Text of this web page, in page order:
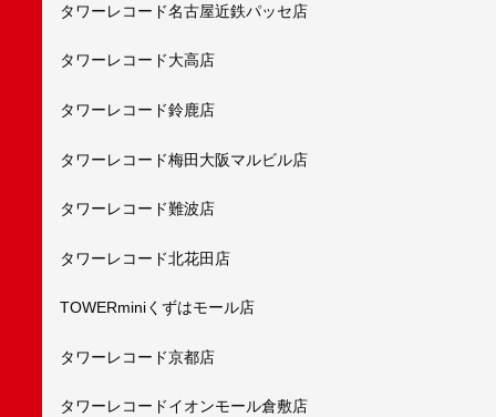
タワーレコード名古屋近鉄パッセ店
タワーレコード大高店
タワーレコード鈴鹿店
タワーレコード梅田大阪マルビル店
タワーレコード難波店
タワーレコード北花田店
TOWERminiくずはモール店
タワーレコード京都店
タワーレコードイオンモール倉敷店